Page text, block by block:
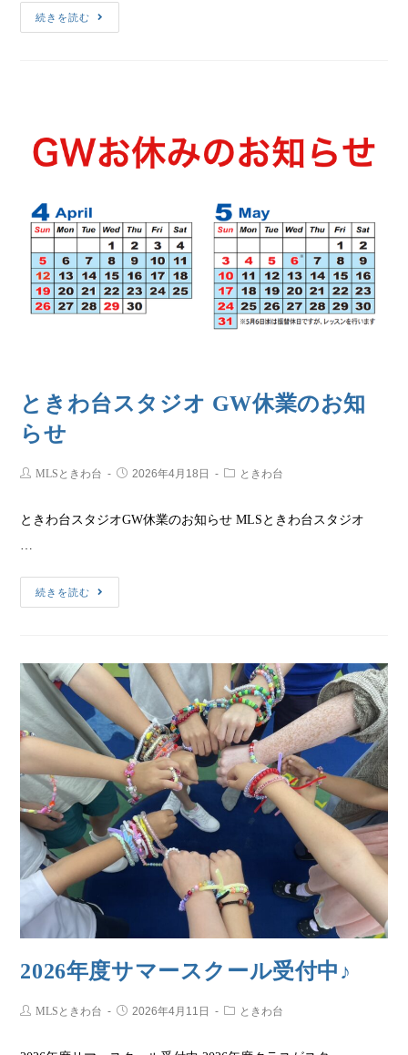
続きを読む
ときわ台スタジオ GW休業のお知
らせ
MLSときわ台 2026年4月18日 ときわ台
ときわ台スタジオGW休業のお知らせ MLSときわ台スタジオ
続きを読む
2026年度サマースクール受付中♪
MLSときわ台 2026年4月11日 ときわ台